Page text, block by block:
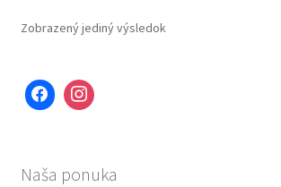
Zobrazený jediný výsledok
Naša ponuka